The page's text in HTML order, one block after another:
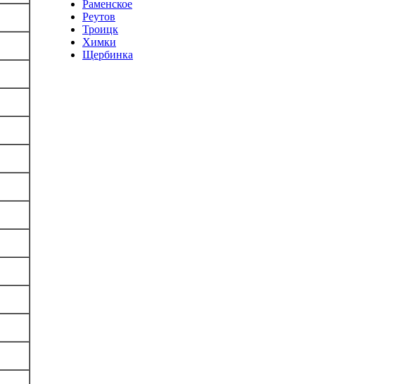
Раменское
Реутов
Троицк
Химки
Щербинка